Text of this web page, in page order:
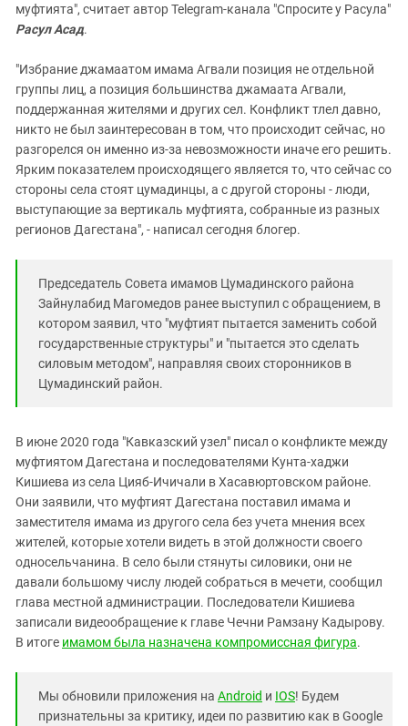
муфтията", считает автор Telegram-канала "Спросите у Расула"
Расул Асад.
"Избрание джамаатом имама Агвали позиция не отдельной
группы лиц, а позиция большинства джамаата Агвали,
поддержанная жителями и других сел. Конфликт тлел давно,
никто не был заинтересован в том, что происходит сейчас, но
разгорелся он именно из-за невозможности иначе его решить.
Ярким показателем происходящего является то, что сейчас со
стороны села стоят цумадинцы, а с другой стороны - люди,
выступающие за вертикаль муфтията, собранные из разных
регионов Дагестана", - написал сегодня блогер.
Председатель Совета имамов Цумадинского района
Зайнулабид Магомедов ранее выступил с обращением, в
котором заявил, что "муфтият пытается заменить собой
государственные структуры" и "пытается это сделать
силовым методом", направляя своих сторонников в
Цумадинский район.
В июне 2020 года "Кавказский узел" писал о конфликте между
муфтиятом Дагестана и последователями Кунта-хаджи
Кишиева из села Цияб-Ичичали в Хасавюртовском районе.
Они заявили, что муфтият Дагестана поставил имама и
заместителя имама из другого села без учета мнения всех
жителей, которые хотели видеть в этой должности своего
односельчанина. В село были стянуты силовики, они не
давали большому числу людей собраться в мечети, сообщил
глава местной администрации. Последователи Кишиева
записали видеообращение к главе Чечни Рамзану Кадырову.
В итоге имамом была назначена компромиссная фигура.
Мы обновили приложения на Android и IOS! Будем
признательны за критику, идеи по развитию как в Google